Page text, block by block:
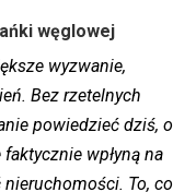
węglowej
wyzwanie,
Bez rzetelnych
powiedzieć dziś, o
wpłyną na
To, co